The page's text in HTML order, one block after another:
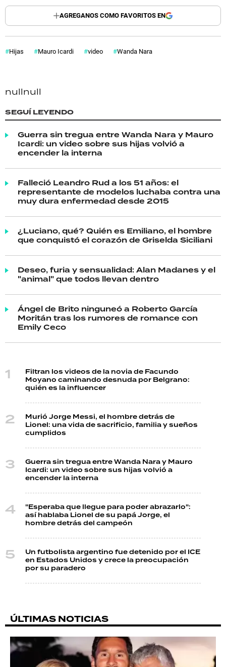
AGREGANOS COMO FAVORITOS EN
Hijas Mauro Icardi video Wanda Nara
nullnull
SEGUÍ LEYENDO
Guerra sin tregua entre Wanda Nara y Mauro
Icardi: un video sobre sus hijas volvió a
encender la interna
Falleció Leandro Rud a los 51 años: el
representante de modelos luchaba contra una
muy dura enfermedad desde 2015
¿Luciano, qué? Quién es Emiliano, el hombre
que conquistó el corazón de Griselda Siciliani
Deseo, furia y sensualidad: Alan Madanes y el
"animal" que todos llevan dentro
Ángel de Brito ninguneó a Roberto García
Moritán tras los rumores de romance con
Emily Ceco
Filtran los videos de la novia de Facundo
Moyano caminando desnuda por Belgrano:
quién es la influencer
Murió Jorge Messi, el hombre detrás de
Lionel: una vida de sacrificio, familia y sueños
cumplidos
Guerra sin tregua entre Wanda Nara y Mauro
Icardi: un video sobre sus hijas volvió a
encender la interna
"Esperaba que llegue para poder abrazarlo":
así hablaba Lionel de su papá Jorge, el
hombre detrás del campeón
Un futbolista argentino fue detenido por el ICE
en Estados Unidos y crece la preocupación
por su paradero
ÚLTIMAS NOTICIAS